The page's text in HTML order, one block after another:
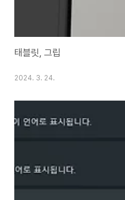
태블릿, 그립
2024. 3. 24.